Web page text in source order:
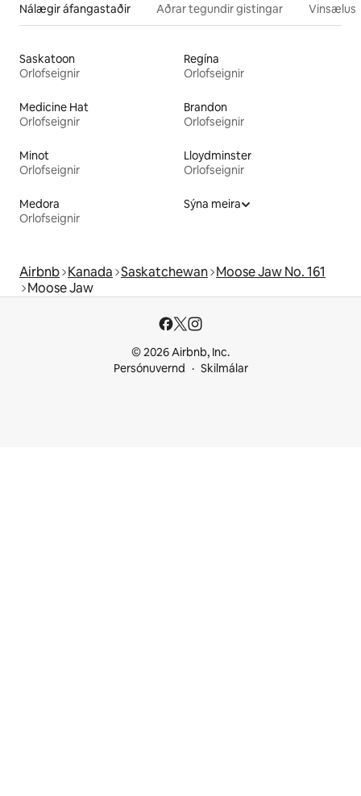
Nálægir áfangastaðir Aðrar tegundir gistingar
Saskatoon
Orlofseignir
Regína
Orlofseignir
Medicine Hat
Orlofseignir
Brandon
Orlofseignir
Minot
Orlofseignir
Lloydminster
Orlofseignir
Medora
Orlofseignir
Sýna meira
Airbnb Kanada Saskatchewan Moose Jaw No. 161
Moose Jaw
© 2026 Airbnb, Inc.
Persónuvernd
Skilmálar